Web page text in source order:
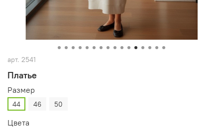
арт. 2541
Платье
Размер
44 46 50
Цвета